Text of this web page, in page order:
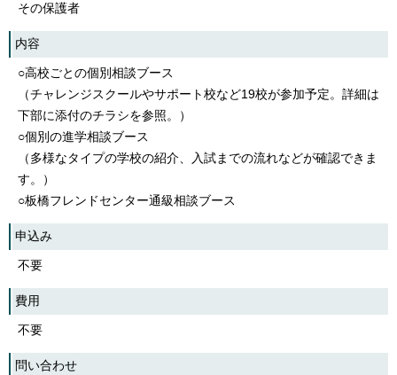
その保護者
内容
○高校ごとの個別相談ブース
（チャレンジスクールやサポート校など19校が参加予定。詳細は
下部に添付のチラシを参照。）
○個別の進学相談ブース
（多様なタイプの学校の紹介、入試までの流れなどが確認できま
す。）
○板橋フレンドセンター通級相談ブース
申込み
不要
費用
不要
問い合わせ